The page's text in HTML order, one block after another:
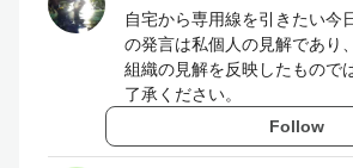
自宅から専用線を引きたい今
の発言は私個人の見解であり
組織の見解を反映したもので
了承ください。
Follow